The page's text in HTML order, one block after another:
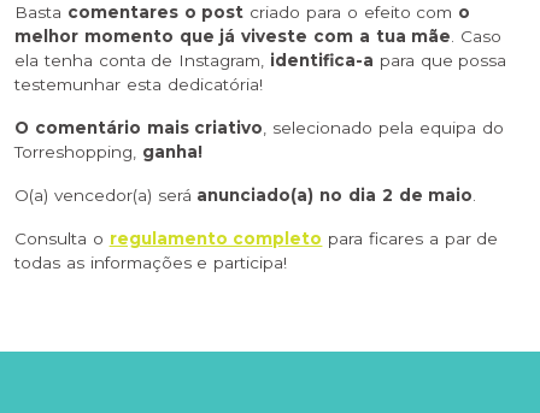
Basta comentares o post criado para o efeito com o
melhor momento que já viveste com a tua mãe. Caso
ela tenha conta de Instagram, identifica-a para que possa
testemunhar esta dedicatória!
O comentário mais criativo, selecionado pela equipa do
Torreshopping, ganha!
O(a) vencedor(a) será anunciado(a) no dia 2 de maio.
Consulta o regulamento completo para ficares a par de
todas as informações e participa!